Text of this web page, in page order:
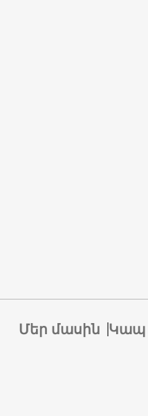
Մեր մասին Կապ